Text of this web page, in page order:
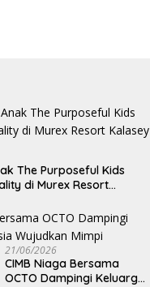
The Purposeful Kids
di Murex Resort
21/06/2026
CIMB Niaga Bersama
OCTO Dampingi Keluarga